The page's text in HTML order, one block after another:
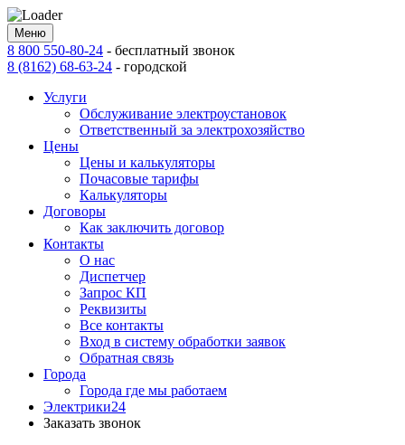
Меню
8 800 550-80-24 - бесплатный звонок
8 (8162) 68-63-24 - городской
Услуги
Обслуживание электроустановок
Ответственный за электрохозяйство
Цены
Цены и калькуляторы
Почасовые тарифы
Калькуляторы
Договоры
Как заключить договор
Контакты
О нас
Диспетчер
Запрос КП
Реквизиты
Все контакты
Вход в систему обработки заявок
Обратная связь
Города
Города где мы работаем
Электрики24
Заказать звонок